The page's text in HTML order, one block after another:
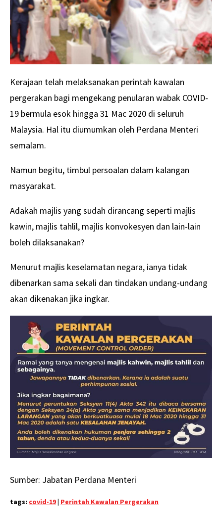
Kerajaan telah melaksanakan perintah kawalan
pergerakan bagi mengekang penularan wabak COVID-
19 bermula esok hingga 31 Mac 2020 di seluruh
Malaysia. Hal itu diumumkan oleh Perdana Menteri
semalam.
Namun begitu, timbul persoalan dalam kalangan
masyarakat.
Adakah majlis yang sudah dirancang seperti majlis
kawin, majlis tahlil, majlis konvokesyen dan lain-lain
boleh dilaksanakan?
Menurut majlis keselamatan negara, ianya tidak
dibenarkan sama sekali dan tindakan undang-undang
akan dikenakan jika ingkar.
Sumber: Jabatan Perdana Menteri
tags: covid-19| Perintah Kawalan Pergerakan